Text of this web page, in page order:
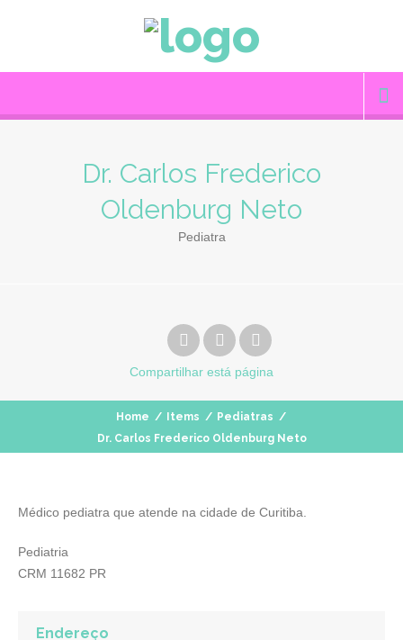
Dr. Carlos Frederico
Oldenburg Neto
Pediatra
Compartilhar está página
Home / Items / Pediatras /
Dr. Carlos Frederico Oldenburg Neto
Médico pediatra que atende na cidade de Curitiba.
Pediatria
CRM 11682 PR
Endereço